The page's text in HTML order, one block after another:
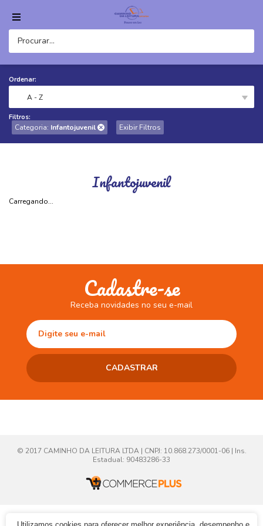
Ordenar:
A - Z
Filtros:
Categoria: Infantojuvenil Exibir Filtros
Infantojuvenil
Carregando...
Cadastre-se
Receba novidades no seu e-mail
© 2017 CAMINHO DA LEITURA LTDA | CNPJ: 10.868.273/0001-06 | Ins.
Estadual: 90483286-33